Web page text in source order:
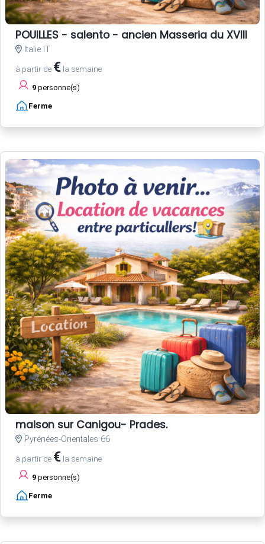
POUILLES - salento - ancien Masseria du XVIII
Italie IT
à partir de € la semaine
9 personne(s)
Ferme
maison sur Canigou- Prades.
Pyrénées-Orientales 66
à partir de € la semaine
9 personne(s)
Ferme